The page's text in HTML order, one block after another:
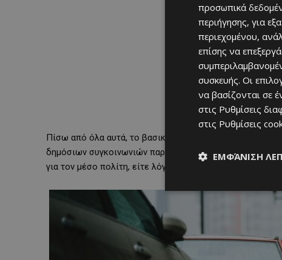
Πίσω από όλα αυτά, το βασικό πρόβλημα παραμένει η
δημόσιων συγκοινωνιών παραμένει περιορισμένη,
για τον μέσο πολίτη, είτε λόγω συχνότητας
προσωπικά
περιήγησης, για
περιεχομένου,
επίσης να
συσκευής. Οι
να βασίζονται σε
στις Ρυθμίσεις
στις Ρυθμίσεις
ΕΜΦΆΝΙΣΗ